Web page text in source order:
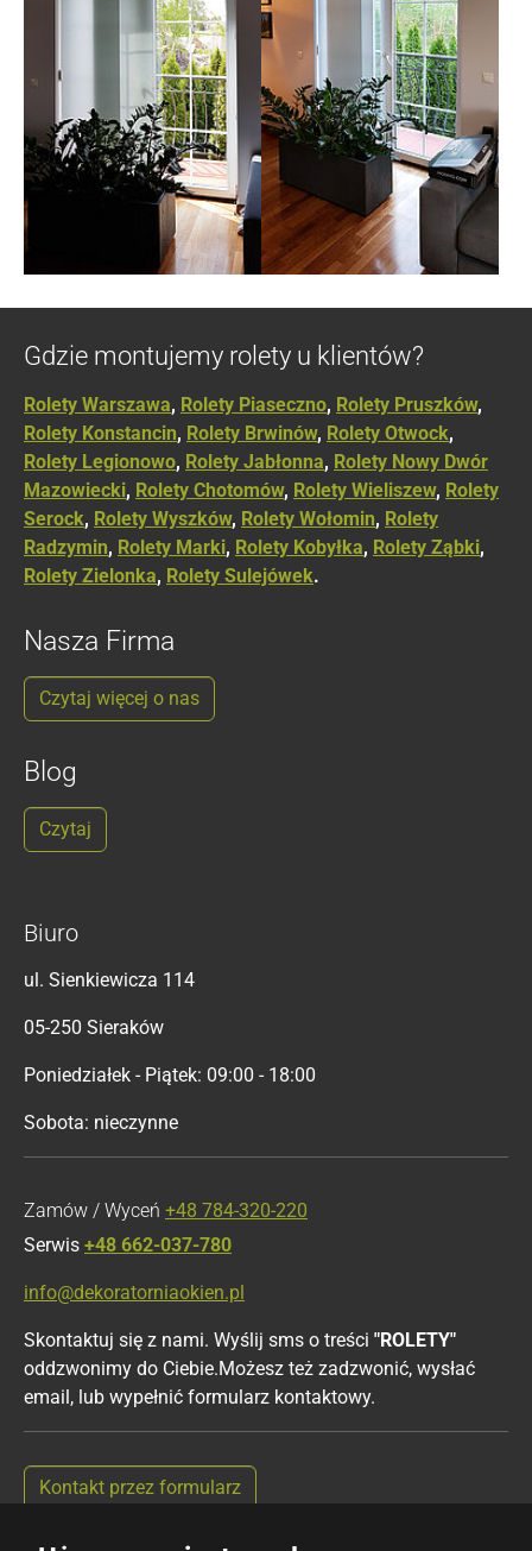
Gdzie montujemy rolety u klientów?
Rolety Warszawa, Rolety Piaseczno, Rolety Pruszków,
Rolety Konstancin, Rolety Brwinów, Rolety Otwock,
Rolety Legionowo, Rolety Jabłonna, Rolety Nowy Dwór
Mazowiecki, Rolety Chotomów, Rolety Wieliszew, Rolety
Serock, Rolety Wyszków, Rolety Wołomin, Rolety
Radzymin, Rolety Marki, Rolety Kobyłka, Rolety Ząbki,
Rolety Zielonka, Rolety Sulejówek.
Nasza Firma
Czytaj więcej o nas
Blog
Czytaj
Biuro
ul. Sienkiewicza 114
05-250 Sieraków
Poniedziałek - Piątek: 09:00 - 18:00
Sobota: nieczynne
Zamów / Wyceń +48 784-320-220
Serwis +48 662-037-780
info@dekoratorniaokien.pl
Skontaktuj się z nami. Wyślij sms o treści "ROLETY"
oddzwonimy do Ciebie.Możesz też zadzwonić, wysłać
email, lub wypełnić formularz kontaktowy.
Kontakt przez formularz